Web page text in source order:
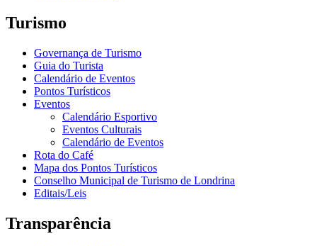
Turismo
Governança de Turismo
Guia do Turista
Calendário de Eventos
Pontos Turísticos
Eventos
Calendário Esportivo
Eventos Culturais
Calendário de Eventos
Rota do Café
Mapa dos Pontos Turísticos
Conselho Municipal de Turismo de Londrina
Editais/Leis
Transparência